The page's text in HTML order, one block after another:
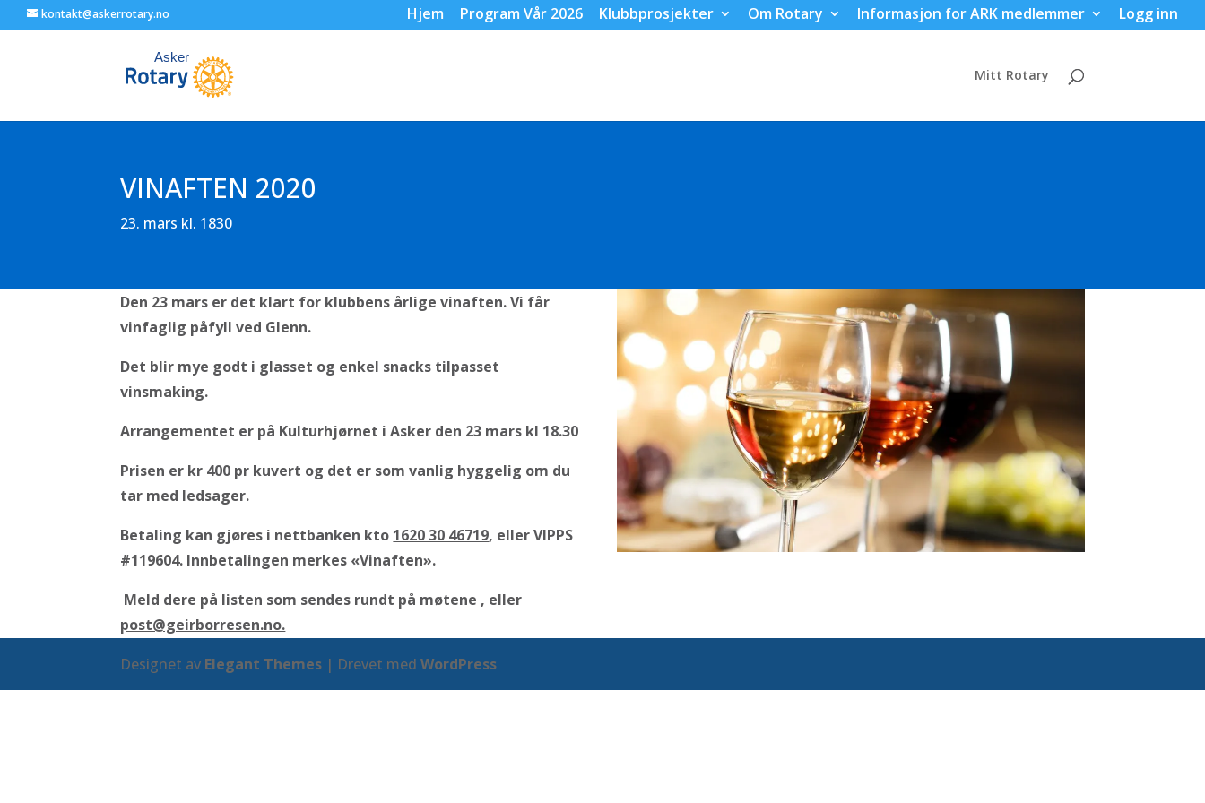
kontakt@askerrotary.no Hjem Program Vår 2026 Klubbprosjekter Om Rotary Informasjon for ARK medlemmer Logg inn
Mitt Rotary
VINAFTEN 2020
23. mars kl. 1830
Den 23 mars er det klart for klubbens årlige vinaften. Vi får
vinfaglig påfyll ved Glenn.
Det blir mye godt i glasset og enkel snacks tilpasset
vinsmaking.
Arrangementet er på Kulturhjørnet i Asker den 23 mars kl 18.30
Prisen er kr 400 pr kuvert og det er som vanlig hyggelig om du
tar med ledsager.
Betaling kan gjøres i nettbanken kto 1620 30 46719, eller VIPPS
#119604. Innbetalingen merkes «Vinaften».
Meld dere på listen som sendes rundt på møtene , eller
post@geirborresen.no.
Designet av Elegant Themes | Drevet medWordPress